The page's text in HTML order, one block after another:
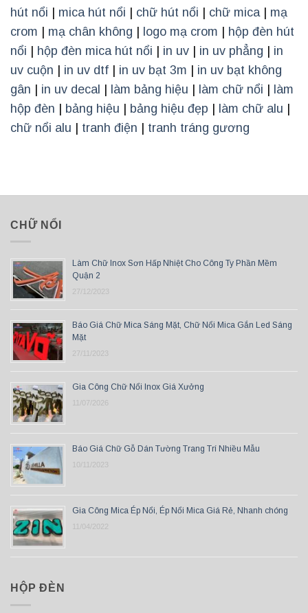
hút nổi | mica hút nổi | chữ hút nổi | chữ mica | mạ
crom | mạ chân không | logo mạ crom | hộp đèn hút
nổi | hộp đèn mica hút nổi | in uv | in uv phẳng | in
uv cuộn | in uv dtf | in uv bạt 3m | in uv bạt không
gân | in uv decal | làm bảng hiệu | làm chữ nổi | làm
hộp đèn | bảng hiệu | bảng hiệu đẹp | làm chữ alu |
chữ nổi alu | tranh điện | tranh tráng gương
CHỮ NỔI
Làm Chữ Inox Sơn Hấp Nhiệt Cho Công Ty Phần Mềm
Quận 2
27/12/2023
Báo Giá Chữ Mica Sáng Mặt, Chữ Nổi Mica Gắn Led Sáng
Mặt
27/11/2023
Gia Công Chữ Nổi Inox Giá Xưởng
11/07/2026
Báo Giá Chữ Gỗ Dán Tường Trang Trí Nhiều Mẫu
10/11/2023
Gia Công Mica Ép Nổi, Ép Nổi Mica Giá Rẻ, Nhanh chóng
11/04/2022
HỘP ĐÈN